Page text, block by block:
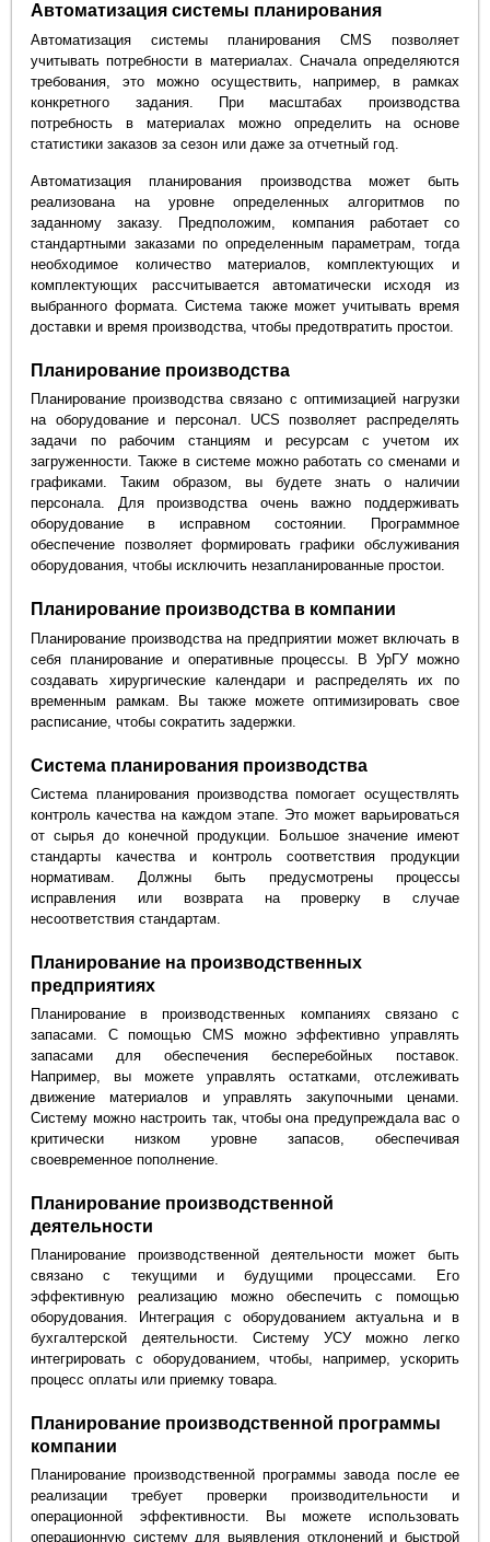
Автоматизация системы планирования
Автоматизация системы планирования CMS позволяет
учитывать потребности в материалах. Сначала определяются
требования, это можно осуществить, например, в рамках
конкретного задания. При масштабах производства
потребность в материалах можно определить на основе
статистики заказов за сезон или даже за отчетный год.
Автоматизация планирования производства может быть
реализована на уровне определенных алгоритмов по
заданному заказу. Предположим, компания работает со
стандартными заказами по определенным параметрам, тогда
необходимое количество материалов, комплектующих и
комплектующих рассчитывается автоматически исходя из
выбранного формата. Система также может учитывать время
доставки и время производства, чтобы предотвратить простои.
Планирование производства
Планирование производства связано с оптимизацией нагрузки
на оборудование и персонал. UCS позволяет распределять
задачи по рабочим станциям и ресурсам с учетом их
загруженности. Также в системе можно работать со сменами и
графиками. Таким образом, вы будете знать о наличии
персонала. Для производства очень важно поддерживать
оборудование в исправном состоянии. Программное
обеспечение позволяет формировать графики обслуживания
оборудования, чтобы исключить незапланированные простои.
Планирование производства в компании
Планирование производства на предприятии может включать в
себя планирование и оперативные процессы. В УрГУ можно
создавать хирургические календари и распределять их по
временным рамкам. Вы также можете оптимизировать свое
расписание, чтобы сократить задержки.
Система планирования производства
Система планирования производства помогает осуществлять
контроль качества на каждом этапе. Это может варьироваться
от сырья до конечной продукции. Большое значение имеют
стандарты качества и контроль соответствия продукции
нормативам. Должны быть предусмотрены процессы
исправления или возврата на проверку в случае
несоответствия стандартам.
Планирование на производственных
предприятиях
Планирование в производственных компаниях связано с
запасами. С помощью CMS можно эффективно управлять
запасами для обеспечения бесперебойных поставок.
Например, вы можете управлять остатками, отслеживать
движение материалов и управлять закупочными ценами.
Систему можно настроить так, чтобы она предупреждала вас о
критически низком уровне запасов, обеспечивая
своевременное пополнение.
Планирование производственной
деятельности
Планирование производственной деятельности может быть
связано с текущими и будущими процессами. Его
эффективную реализацию можно обеспечить с помощью
оборудования. Интеграция с оборудованием актуальна и в
бухгалтерской деятельности. Систему УСУ можно легко
интегрировать с оборудованием, чтобы, например, ускорить
процесс оплаты или приемку товара.
Планирование производственной программы
компании
Планирование производственной программы завода после ее
реализации требует проверки производительности и
операционной эффективности. Вы можете использовать
операционную систему для выявления отклонений и быстрой